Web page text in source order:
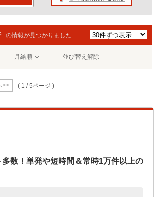
の情報が見つかりました
月給順 並び替え解除
>> ( 1 / 5ページ )
数！単発や短時間＆常時1万件以上の